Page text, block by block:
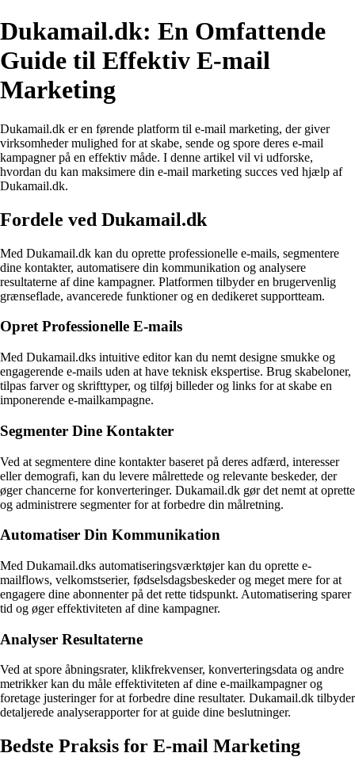
Dukamail.dk: En Omfattende
Guide til Effektiv E-mail
Marketing
Dukamail.dk er en førende platform til e-mail marketing, der giver
virksomheder mulighed for at skabe, sende og spore deres e-mail
kampagner på en effektiv måde. I denne artikel vil vi udforske,
hvordan du kan maksimere din e-mail marketing succes ved hjælp af
Dukamail.dk.
Fordele ved Dukamail.dk
Med Dukamail.dk kan du oprette professionelle e-mails, segmentere
dine kontakter, automatisere din kommunikation og analysere
resultaterne af dine kampagner. Platformen tilbyder en brugervenlig
grænseflade, avancerede funktioner og en dedikeret supportteam.
Opret Professionelle E-mails
Med Dukamail.dks intuitive editor kan du nemt designe smukke og
engagerende e-mails uden at have teknisk ekspertise. Brug skabeloner,
tilpas farver og skrifttyper, og tilføj billeder og links for at skabe en
imponerende e-mailkampagne.
Segmenter Dine Kontakter
Ved at segmentere dine kontakter baseret på deres adfærd, interesser
eller demografi, kan du levere målrettede og relevante beskeder, der
øger chancerne for konverteringer. Dukamail.dk gør det nemt at oprette
og administrere segmenter for at forbedre din målretning.
Automatiser Din Kommunikation
Med Dukamail.dks automatiseringsværktøjer kan du oprette e-
mailflows, velkomstserier, fødselsdagsbeskeder og meget mere for at
engagere dine abonnenter på det rette tidspunkt. Automatisering sparer
tid og øger effektiviteten af dine kampagner.
Analyser Resultaterne
Ved at spore åbningsrater, klikfrekvenser, konverteringsdata og andre
metrikker kan du måle effektiviteten af dine e-mailkampagner og
foretage justeringer for at forbedre dine resultater. Dukamail.dk tilbyder
detaljerede analyserapporter for at guide dine beslutninger.
Bedste Praksis for E-mail Marketing